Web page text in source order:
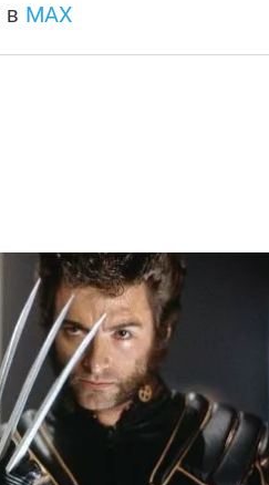
в MAX